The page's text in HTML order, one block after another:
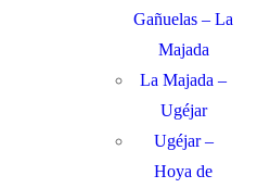
Gañuelas – La
Majada
La Majada –
Ugéjar
Ugéjar –
Hoya de